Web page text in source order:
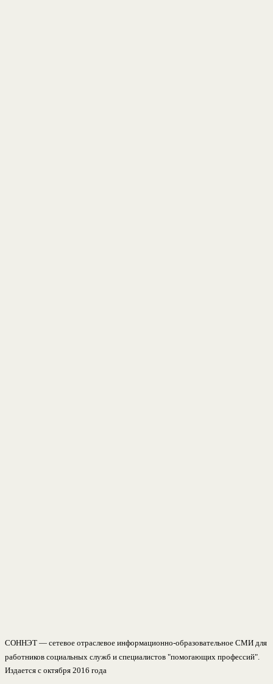
СОННЭТ — сетевое отраслевое информационно-образовательное СМИ для
работников социальных служб и специалистов "помогающих профессий".
Издается с октября 2016 года